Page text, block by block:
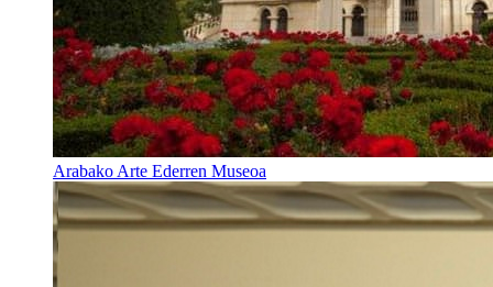
Arabako Arte Ederren Museoa